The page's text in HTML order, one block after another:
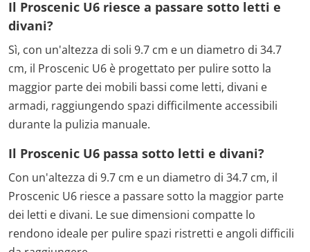
Il Proscenic U6 riesce a passare sotto letti e
divani?
Sì, con un'altezza di soli 9.7 cm e un diametro di 34.7
cm, il Proscenic U6 è progettato per pulire sotto la
maggior parte dei mobili bassi come letti, divani e
armadi, raggiungendo spazi difficilmente accessibili
durante la pulizia manuale.
Il Proscenic U6 passa sotto letti e divani?
Con un'altezza di 9.7 cm e un diametro di 34.7 cm, il
Proscenic U6 riesce a passare sotto la maggior parte
dei letti e divani. Le sue dimensioni compatte lo
rendono ideale per pulire spazi ristretti e angoli difficili